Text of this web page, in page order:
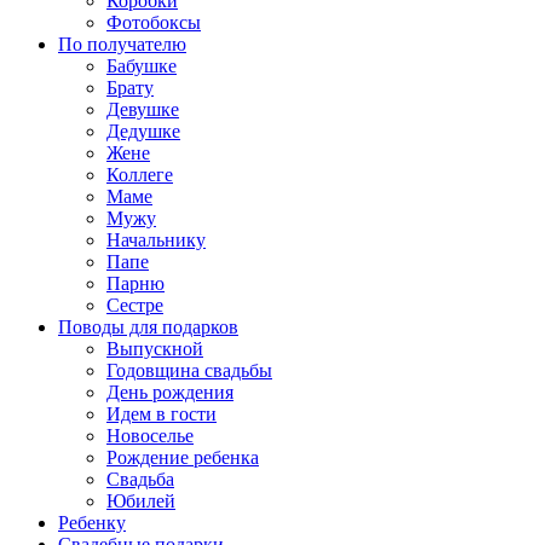
Фотобоксы
По получателю
Бабушке
Брату
Девушке
Дедушке
Жене
Коллеге
Маме
Мужу
Начальнику
Папе
Парню
Сестре
Поводы для подарков
Выпускной
Годовщина свадьбы
День рождения
Идем в гости
Новоселье
Рождение ребенка
Свадьба
Юбилей
Ребенку